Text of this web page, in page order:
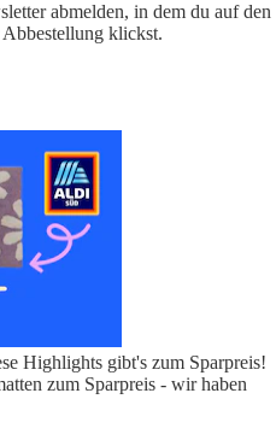
abmelden, in dem du auf den
klickst.
Highlights gibt's zum Sparpreis!
zum Sparpreis - wir haben